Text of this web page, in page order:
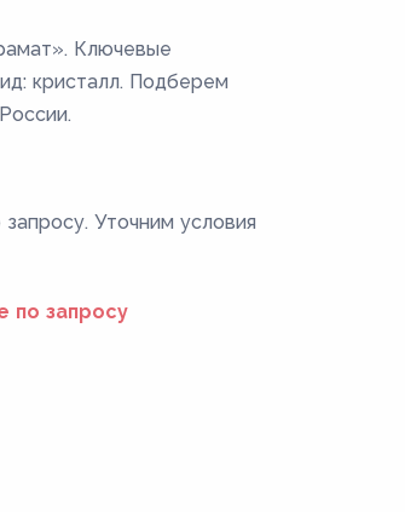
Ключевые
кристалл. Подберем
Уточним условия
по запросу